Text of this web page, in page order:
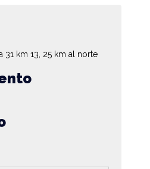
31 km 13, 25 km al norte